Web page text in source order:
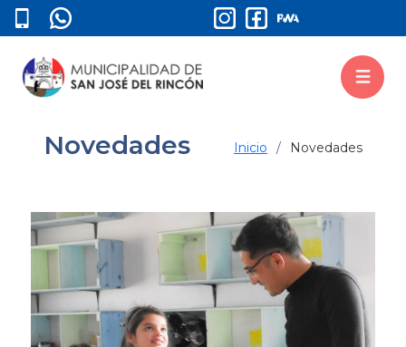
Novedades Inicio Novedades